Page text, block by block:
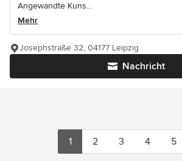
Angewandte Kuns...
Mehr
Nachricht
Josephstraße 32, 04177 Leipzig
1 2 3 4 5